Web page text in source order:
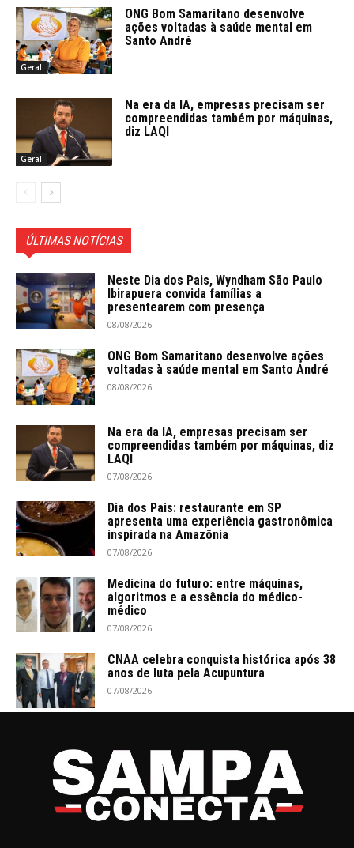
Geral
ONG Bom Samaritano desenvolve
ações voltadas à saúde mental em
Santo André
Geral
Na era da IA, empresas precisam ser
compreendidas também por máquinas,
diz LAQI
ÚLTIMAS NOTÍCIAS
Neste Dia dos Pais, Wyndham São Paulo
Ibirapuera convida famílias a
presentearem com presença
08/08/2026
ONG Bom Samaritano desenvolve ações
voltadas à saúde mental em Santo André
08/08/2026
Na era da IA, empresas precisam ser
compreendidas também por máquinas, diz
LAQI
07/08/2026
Dia dos Pais: restaurante em SP
apresenta uma experiência gastronômica
inspirada na Amazônia
07/08/2026
Medicina do futuro: entre máquinas,
algoritmos e a essência do médico-
médico
07/08/2026
CNAA celebra conquista histórica após 38
anos de luta pela Acupuntura
07/08/2026